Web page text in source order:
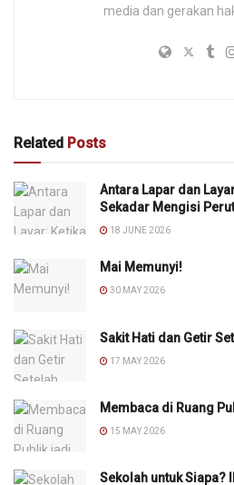
media dan gerakan
Related Posts
Antara Lapar dan
Sekadar Mengisi Perut
18 JUNE 2026
Mai Memunyi!
30 MAY 2026
Sakit Hati dan Getir
17 MAY 2026
Membaca di Ruang
15 MAY 2026
Sekolah untuk